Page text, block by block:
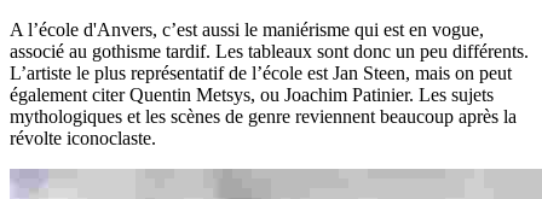
A l’école d'Anvers, c’est aussi le maniérisme qui est en vogue,
associé au gothisme tardif. Les tableaux sont donc un peu différents.
L’artiste le plus représentatif de l’école est Jan Steen, mais on peut
également citer Quentin Metsys, ou Joachim Patinier. Les sujets
mythologiques et les scènes de genre reviennent beaucoup après la
révolte iconoclaste.